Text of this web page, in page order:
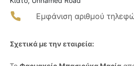
Εμφάνιση αριθμού
Σχετικά με την εταιρεία: